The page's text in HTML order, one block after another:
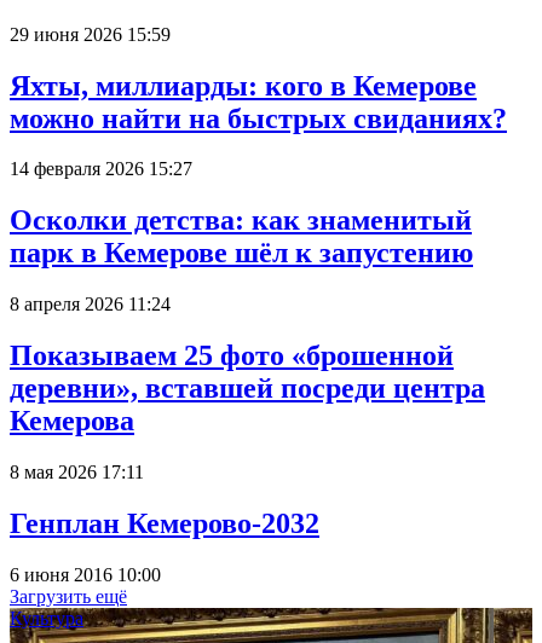
29 июня 2026 15:59
Яхты, миллиарды: кого в Кемерове
можно найти на быстрых свиданиях?
14 февраля 2026 15:27
Осколки детства: как знаменитый
парк в Кемерове шёл к запустению
8 апреля 2026 11:24
Показываем 25 фото «брошенной
деревни», вставшей посреди центра
Кемерова
8 мая 2026 17:11
Генплан Кемерово-2032
6 июня 2016 10:00
Загрузить ещё
Культура